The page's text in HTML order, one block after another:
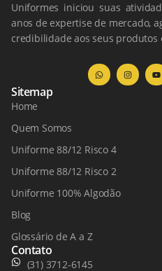
Uniformes iniciou suas
anos de expertise de mercado,
credibilidade aos seus produtos
Sitemap
Home
Quem Somos
Uniforme 88/12 Risco 4
Uniforme 88/12 Risco 2
Uniforme 100% Algodão
Blog
Glossário de A a Z
Contato
(31) 3712-6145